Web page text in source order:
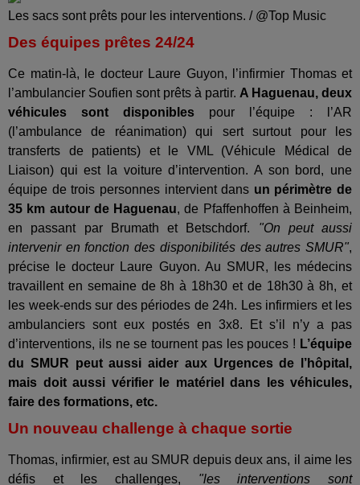
Les sacs sont prêts pour les interventions. / @Top Music
Des équipes prêtes 24/24
Ce matin-là, le docteur Laure Guyon, l’infirmier Thomas et
l’ambulancier Soufien sont prêts à partir. A Haguenau, deux
véhicules sont disponibles pour l’équipe : l’AR
(l’ambulance de réanimation) qui sert surtout pour les
transferts de patients) et le VML (Véhicule Médical de
Liaison) qui est la voiture d’intervention. A son bord, une
équipe de trois personnes intervient dans un périmètre de
35 km autour de Haguenau, de Pfaffenhoffen à Beinheim,
en passant par Brumath et Betschdorf. "On peut aussi
intervenir en fonction des disponibilités des autres SMUR",
précise le docteur Laure Guyon. Au SMUR, les médecins
travaillent en semaine de 8h à 18h30 et de 18h30 à 8h, et
les week-ends sur des périodes de 24h. Les infirmiers et les
ambulanciers sont eux postés en 3x8. Et s’il n’y a pas
d’interventions, ils ne se tournent pas les pouces ! L’équipe
du SMUR peut aussi aider aux Urgences de l’hôpital,
mais doit aussi vérifier le matériel dans les véhicules,
faire des formations, etc.
Un nouveau challenge à chaque sortie
Thomas, infirmier, est au SMUR depuis deux ans, il aime les
défis et les challenges, "les interventions sont